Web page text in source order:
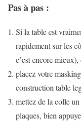
Pas à pas :
Si la table est
rapidement sur les
c’est encore
placez votre
construction table
mettez de la colle
plaques, bien